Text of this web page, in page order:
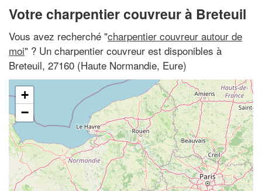
Votre charpentier couvreur à Breteuil
Vous avez recherché "charpentier couvreur autour de
moi" ? Un charpentier couvreur est disponibles à
Breteuil, 27160 (Haute Normandie, Eure)
+
−